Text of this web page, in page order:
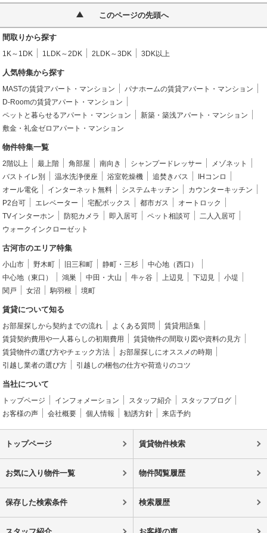
このページの先頭へ
間取りから探す
1K～1DK 1LDK～2DK 2LDK～3DK 3DK以上
人気特集から探す
MASTの賃貸アパート・マンション
パナホームの賃貸アパート・マンション
D-Roomの賃貸アパート・マンション
ペットと暮らせるアパート・マンション
新築・築浅アパート・マンション
敷金・礼金ゼロアパート・マンション
物件特集一覧
2階以上 最上階 角部屋 南向き シャンプードレッサー
メゾネット
バストイレ別
温水洗浄便座 浴室乾燥機 追焚きバス
IHコンロ
オール電化
インターネット無料 システムキッチン
カウンターキッチン
P2台可
エレベーター 宅配ボックス 都市ガス
オートロック
TVインターホン
防犯カメラ 即入居可 ペット相談可
二人入居可
ウォークインクローゼット
古河市のエリア特集
小山市 野木町 旧三和町 静町・三杉
中心地（西口）
中心地（東口）
鴻巣 中田・大山 牛ヶ谷 上辺見 下辺見
小堤
関戸
女沼 駒羽根 境町
賃貸について知る
お部屋探しから契約までの流れ よくある質問
賃貸用語集
賃貸契約費用や一人暮らしの初期費用
賃貸物件の間取り図や資料の見方
賃貸物件の選び方やチェック方法
お部屋探しにオススメの時期
引越し業者の選び方
引越しの梱包の仕方や荷造りのコツ
当社について
トップページ インフォメーション スタッフ紹介
スタッフブログ
お客様の声
会社概要 個人情報 勧誘方針 来店予約
トップページ 賃貸物件検索
お気に入り物件一覧 物件閲覧履歴
保存した検索条件 検索履歴